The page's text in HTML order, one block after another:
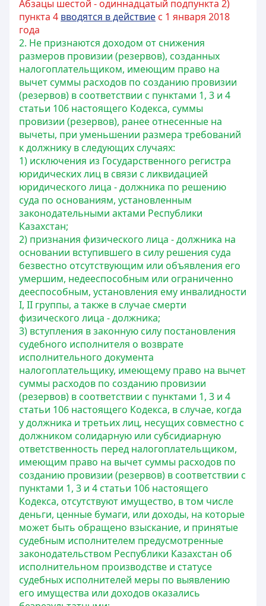
Абзацы шестой - одиннадцатый подпункта 2)
пункта 4 вводятся в действие с 1 января 2018
года
2. Не признаются доходом от снижения
размеров провизии (резервов), созданных
налогоплательщиком, имеющим право на
вычет суммы расходов по созданию провизии
(резервов) в соответствии с пунктами 1, 3 и 4
статьи 106 настоящего Кодекса, суммы
провизии (резервов), ранее отнесенные на
вычеты, при уменьшении размера требований
к должнику в следующих случаях:
1) исключения из Государственного регистра
юридических лиц в связи с ликвидацией
юридического лица - должника по решению
суда по основаниям, установленным
законодательными актами Республики
Казахстан;
2) признания физического лица - должника на
основании вступившего в силу решения суда
безвестно отсутствующим или объявления его
умершим, недееспособным или ограниченно
дееспособным, установления ему инвалидности
I, II группы, а также в случае смерти
физического лица - должника;
3) вступления в законную силу постановления
судебного исполнителя о возврате
исполнительного документа
налогоплательщику, имеющему право на вычет
суммы расходов по созданию провизии
(резервов) в соответствии с пунктами 1, 3 и 4
статьи 106 настоящего Кодекса, в случае, когда
у должника и третьих лиц, несущих совместно с
должником солидарную или субсидиарную
ответственность перед налогоплательщиком,
имеющим право на вычет суммы расходов по
созданию провизии (резервов) в соответствии с
пунктами 1, 3 и 4 статьи 106 настоящего
Кодекса, отсутствуют имущество, в том числе
деньги, ценные бумаги, или доходы, на которые
может быть обращено взыскание, и принятые
судебным исполнителем предусмотренные
законодательством Республики Казахстан об
исполнительном производстве и статусе
судебных исполнителей меры по выявлению
его имущества или доходов оказались